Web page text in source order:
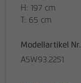
H: 197 cm
T: 65 cm
Modellartikel Nr.
A5W93.2251